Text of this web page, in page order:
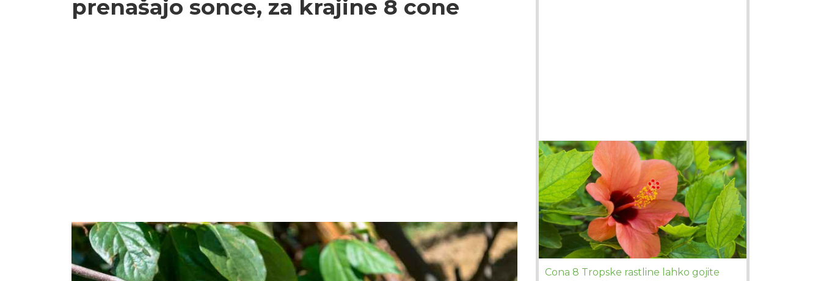
prenašajo sonce, za krajine 8 cone
Cona 8 Tropske rastline lahko gojite